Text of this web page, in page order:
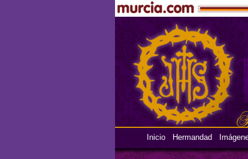
Inicio Hermandad